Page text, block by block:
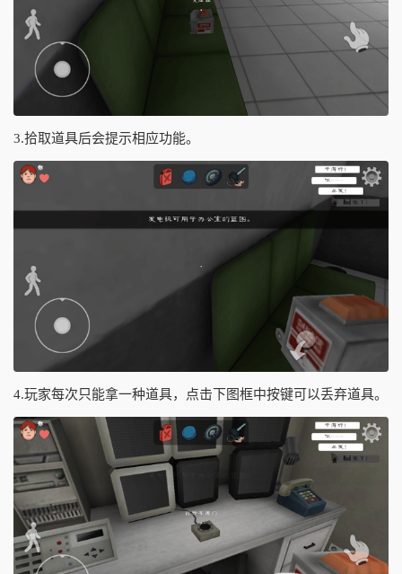
3.拾取道具后会提示相应功能。
4.玩家每次只能拿一种道具，点击下图框中按键可以丢弃道具。